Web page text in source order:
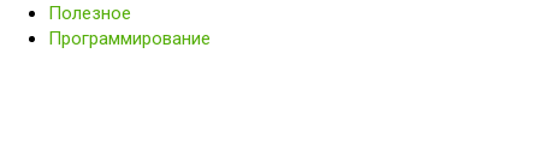
Полезное
Программирование